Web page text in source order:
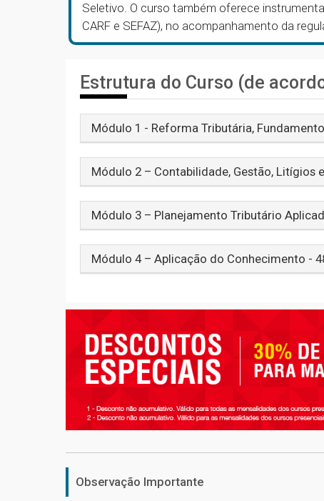
Seletivo. O curso também oferece
CARF e SEFAZ), no acompanhamento da
Estrutura do Curso (de
Módulo 1 - Reforma Tributária,
Módulo 2 – Contabilidade, Gestão, Litígios
Módulo 3 – Planejamento Tributário
Módulo 4 – Aplicação do Conhecimento -
Observação Importante